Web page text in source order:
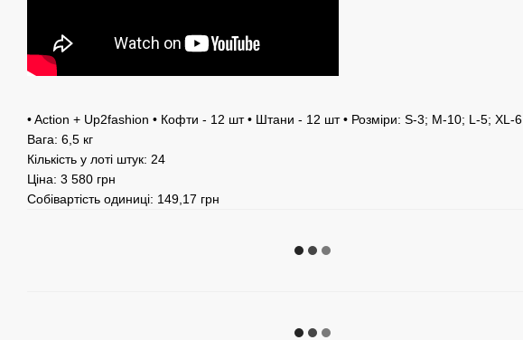
• Action + Up2fashion • Кофти - 12 шт • Штани - 12 шт • Розміри: S-3; M-10; L-5; XL-6
Вага: 6,5 кг
Кількість у лоті штук: 24
Ціна: 3 580 грн
Собівартість одиниці: 149,17 грн